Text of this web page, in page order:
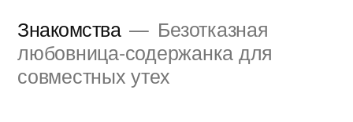
содержимому
Знакомства
Безотказная
любовница-содержанка для
совместных утех